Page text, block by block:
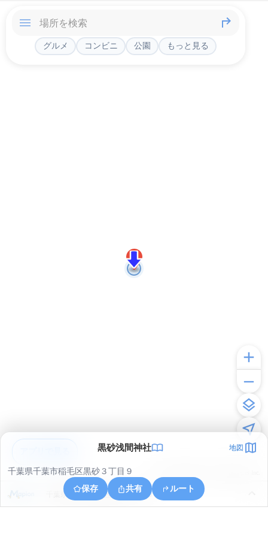
グルメ コンビニ 公園 もっと見る
黒砂浅間神社 地図
千葉県千葉市稲毛区黒砂３丁目９
保存
共有 ルート
千葉県千葉市稲毛区黒砂３丁目９